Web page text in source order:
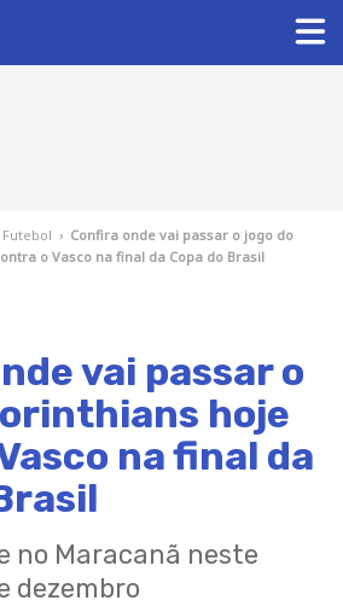
Futebol › Confira onde vai passar o jogo do
o Vasco na final da Copa do Brasil
vai passar o
hoje
na final da
no Maracanã neste
dezembro